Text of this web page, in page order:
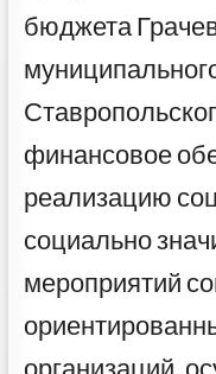
бюджета
финансовое
реализацию
социально
мероприятий
организаций,